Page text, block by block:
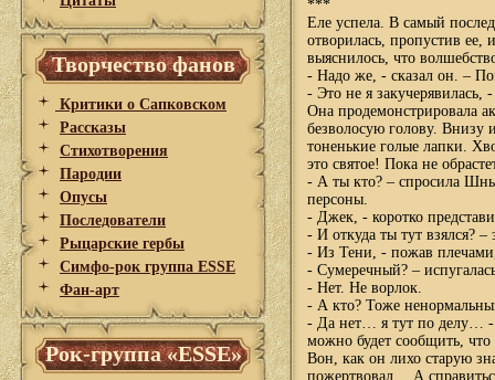
Творчество фанов
Критики о Сапковском
Рассказы
Стихотворения
Пародии
Опусы
Последователи
Рыцарские гербы
Симфо-рок группа ESSE
Фан-арт
Рок-группа «ESSE»
***
Еле успела. В самый
отворилась, пропустив ее,
выяснилось, что
- Надо же, - сказал он. –
- Это не я
Она продемонстрировала
безволосую голову. Внизу
тоненькие голые лапки.
это святое! Пока не
- А ты кто? – спросила
персоны.
- Джек, - коротко
- И откуда ты тут взялся?
- Из Тени, - пожав
- Сумеречный? –
- Нет. Не ворлок.
- А кто? Тоже
- Да нет… я тут по делу… -
можно будет сообщить,
Вон, как он лихо старую
пожертвовал… А